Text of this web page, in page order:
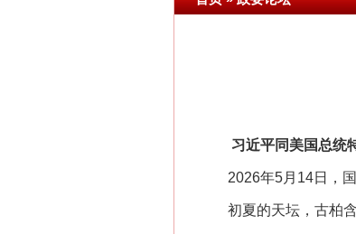
习近平同美国总统
2026年5月14日，国
初夏的天坛，古柏含